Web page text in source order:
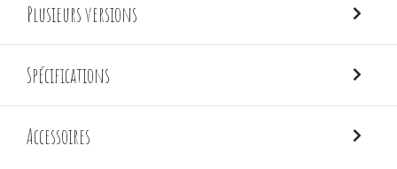
Plusieurs versions
Spécifications
Accessoires